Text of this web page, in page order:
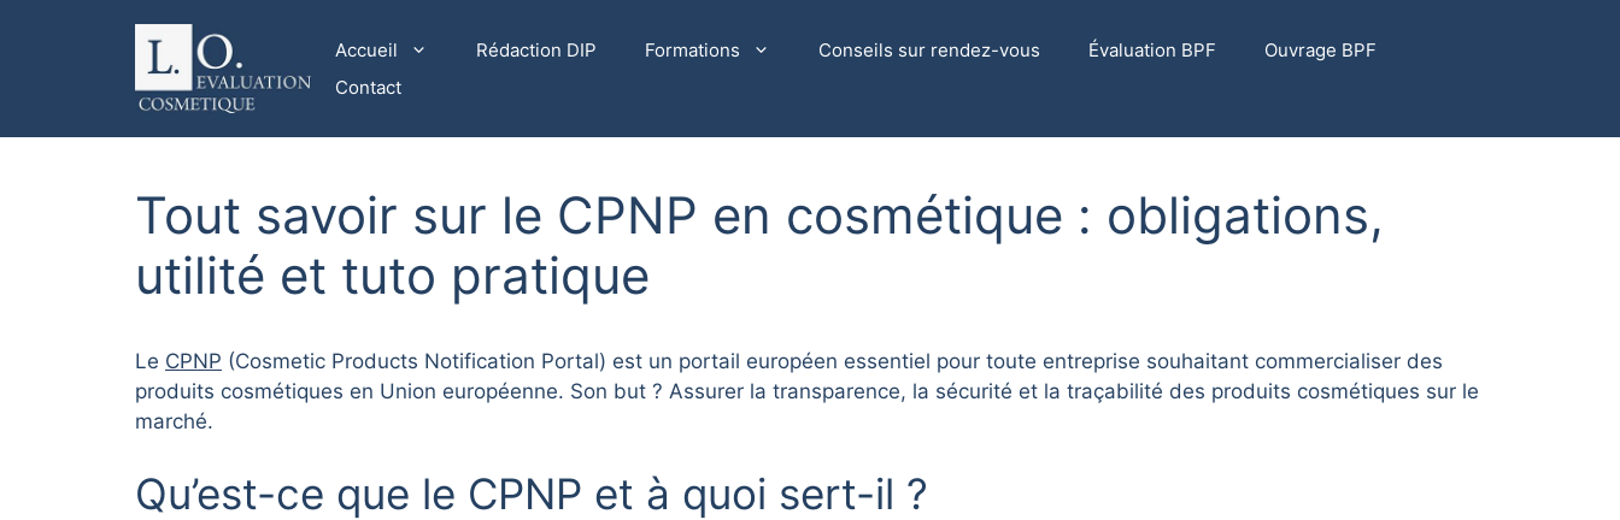
Accueil Rédaction DIP Formations Conseils sur rendez-vous Évaluation BPF
Ouvrage BPF
Contact
Tout savoir sur le CPNP en cosmétique : obligations,
utilité et tuto pratique
Le CPNP (Cosmetic Products Notification Portal) est un portail européen essentiel pour toute entreprise souhaitant commercialiser des
produits cosmétiques en Union européenne. Son but ? Assurer la transparence, la sécurité et la traçabilité des produits cosmétiques sur le
marché.
Qu’est-ce que le CPNP et à quoi sert-il ?